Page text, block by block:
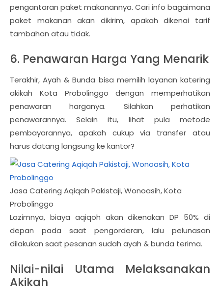
pengantaran paket makanannya. Cari info bagaimana
paket makanan akan dikirim, apakah dikenai tarif
tambahan atau tidak.
6. Penawaran Harga Yang Menarik
Terakhir, Ayah & Bunda bisa memilih layanan katering
akikah Kota Probolinggo dengan memperhatikan
penawaran harganya. Silahkan perhatikan
penawarannya. Selain itu, lihat pula metode
pembayarannya, apakah cukup via transfer atau
harus datang langsung ke kantor?
Jasa Catering Aqiqah Pakistaji, Wonoasih, Kota
Probolinggo
Lazimnya, biaya aqiqoh akan dikenakan DP 50% di
depan pada saat pengorderan, lalu pelunasan
dilakukan saat pesanan sudah ayah & bunda terima.
Nilai-nilai Utama Melaksanakan
Akikah